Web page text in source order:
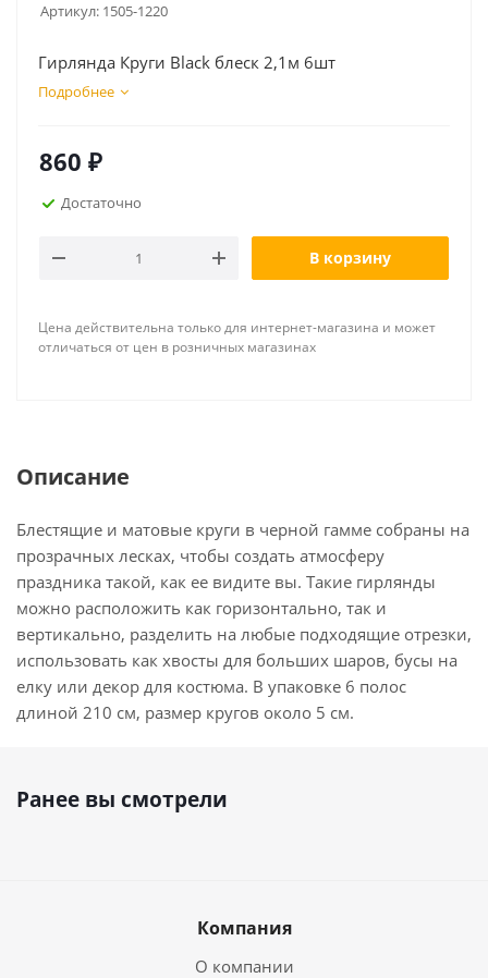
Артикул: 1505-1220
Гирлянда Круги Black блеск 2,1м 6шт
Подробнее
860 ₽
Достаточно
В корзину
Цена действительна только для интернет-магазина и может
отличаться от цен в розничных магазинах
Описание
Блестящие и матовые круги в черной гамме собраны на
прозрачных лесках, чтобы создать атмосферу
праздника такой, как ее видите вы. Такие гирлянды
можно расположить как горизонтально, так и
вертикально, разделить на любые подходящие отрезки,
использовать как хвосты для больших шаров, бусы на
елку или декор для костюма. В упаковке 6 полос
длиной 210 см, размер кругов около 5 см.
Ранее вы смотрели
Компания
О компании